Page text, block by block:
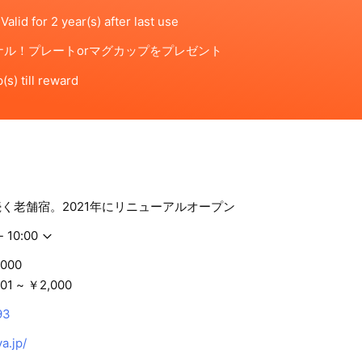
老舗宿。2021年にリニューアルオープン
10:00
~ ￥2,000